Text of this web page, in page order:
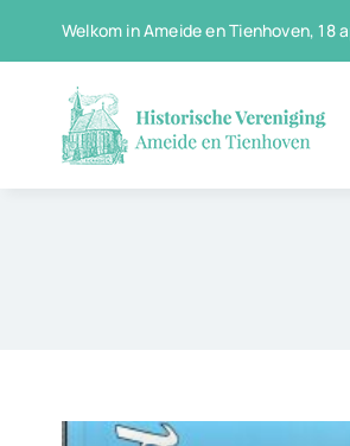
Welkom in Ameide en Tienhoven, 18